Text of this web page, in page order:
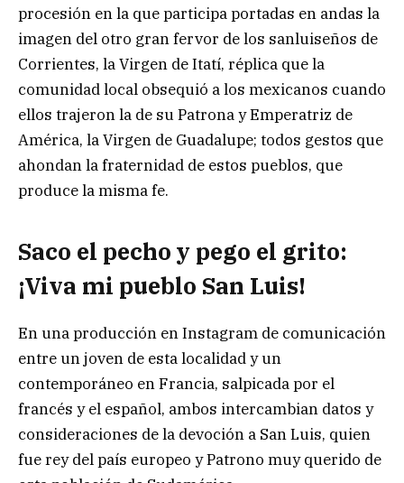
procesión en la que participa portadas en andas la
imagen del otro gran fervor de los sanluiseños de
Corrientes, la Virgen de Itatí, réplica que la
comunidad local obsequió a los mexicanos cuando
ellos trajeron la de su Patrona y Emperatriz de
América, la Virgen de Guadalupe; todos gestos que
ahondan la fraternidad de estos pueblos, que
produce la misma fe.
Saco el pecho y pego el grito:
¡Viva mi pueblo San Luis!
En una producción en Instagram de comunicación
entre un joven de esta localidad y un
contemporáneo en Francia, salpicada por el
francés y el español, ambos intercambian datos y
consideraciones de la devoción a San Luis, quien
fue rey del país europeo y Patrono muy querido de